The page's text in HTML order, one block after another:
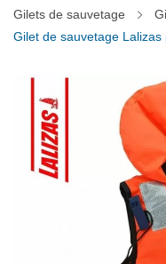
Gilets de sauvetage
Gilet de sauvetage Lalizas